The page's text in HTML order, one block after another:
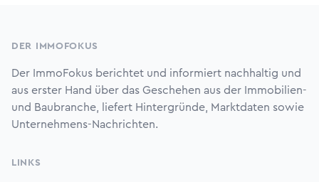
DER IMMOFOKUS
Der ImmoFokus berichtet und informiert nachhaltig und
aus erster Hand über das Geschehen aus der Immobilien-
und Baubranche, liefert Hintergründe, Marktdaten sowie
Unternehmens-Nachrichten.
LINKS